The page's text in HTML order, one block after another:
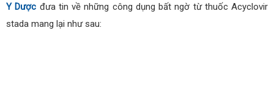
Y Dược đưa tin về những công dụng bất ngờ từ thuốc Acyclovir
stada mang lại như sau: